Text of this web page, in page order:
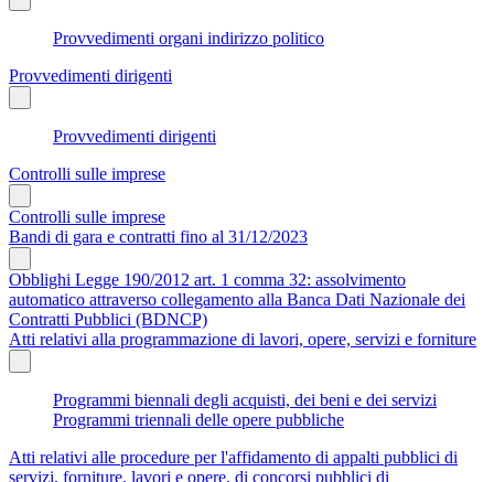
Provvedimenti organi indirizzo politico
Provvedimenti dirigenti
Provvedimenti dirigenti
Controlli sulle imprese
Controlli sulle imprese
Bandi di gara e contratti fino al 31/12/2023
Obblighi Legge 190/2012 art. 1 comma 32: assolvimento
automatico attraverso collegamento alla Banca Dati Nazionale dei
Contratti Pubblici (BDNCP)
Atti relativi alla programmazione di lavori, opere, servizi e forniture
Programmi biennali degli acquisti, dei beni e dei servizi
Programmi triennali delle opere pubbliche
Atti relativi alle procedure per l'affidamento di appalti pubblici di
servizi, forniture, lavori e opere, di concorsi pubblici di